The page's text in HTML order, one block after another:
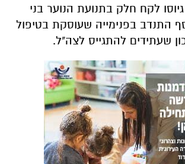
גיוסו לקח חלק בתנועת הנוער בני
התנדב בפנימייה שעוסקת בטיפול
שעתידים להתגייס לצה"ל.